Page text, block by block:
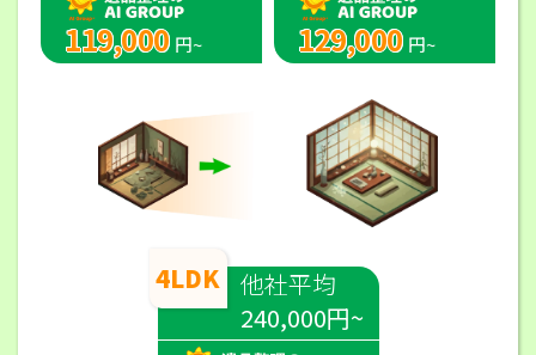
119,000 円~
4LDK 他社平均
240,000円~
129,000 円~